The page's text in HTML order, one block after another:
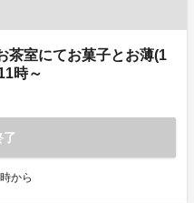
茶室にてお菓子とお薄(1
時～
了
から